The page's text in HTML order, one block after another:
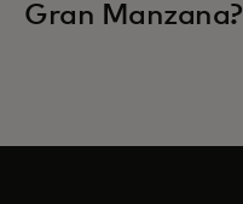
Gran Manzana?